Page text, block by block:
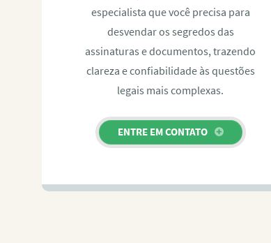
especialista que você precisa para
desvendar os segredos das
assinaturas e documentos, trazendo
clareza e confiabilidade às questões
legais mais complexas.
ENTRE EM CONTATO